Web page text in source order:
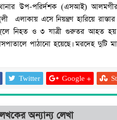
উপ-পরির্দশক (এসআই)
এলাকায় এসে নিয়ন্ত্রণ হারিয়ে
নিহত ও ৩ যাত্রী গুরুতর আহত
পাঠানো হয়েছে। মরদেহ দুটি
Twitter Google +
অন্যান্য লেখা